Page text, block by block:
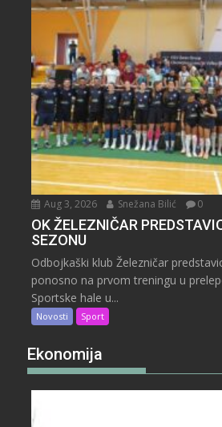
Aug 3, 2026 Snežana Bilić 0
OK ŽELEZNIČAR
SEZONU
Odbojkaški klub Železničar
ponosno na prvom treningu u
Sportske hale u...
Novosti Sport
Ekonomija